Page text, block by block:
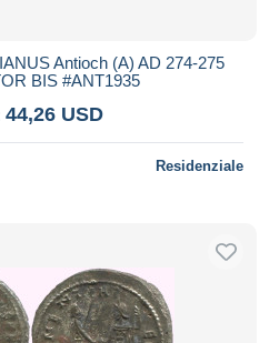
Antioch (A) AD 274-275
BIS #ANT1935
44,26 USD
Residenziale